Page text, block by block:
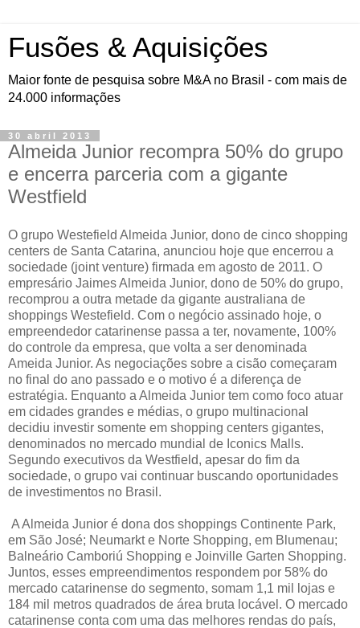
Fusões & Aquisições
Maior fonte de pesquisa sobre M&A no Brasil - com mais de
24.000 informações
30 abril 2013
Almeida Junior recompra 50% do grupo
e encerra parceria com a gigante
Westfield
O grupo Westefield Almeida Junior, dono de cinco shopping
centers de Santa Catarina, anunciou hoje que encerrou a
sociedade (joint venture) firmada em agosto de 2011. O
empresário Jaimes Almeida Junior, dono de 50% do grupo,
recomprou a outra metade da gigante australiana de
shoppings Westefield. Com o negócio assinado hoje, o
empreendedor catarinense passa a ter, novamente, 100%
do controle da empresa, que volta a ser denominada
Ameida Junior. As negociações sobre a cisão começaram
no final do ano passado e o motivo é a diferença de
estratégia. Enquanto a Almeida Junior tem como foco atuar
em cidades grandes e médias, o grupo multinacional
decidiu investir somente em shopping centers gigantes,
denominados no mercado mundial de Iconics Malls.
Segundo executivos da Westfield, apesar do fim da
sociedade, o grupo vai continuar buscando oportunidades
de investimentos no Brasil.
A Almeida Junior é dona dos shoppings Continente Park,
em São José; Neumarkt e Norte Shopping, em Blumenau;
Balneário Camboriú Shopping e Joinville Garten Shopping.
Juntos, esses empreendimentos respondem por 58% do
mercado catarinense do segmento, somam 1,1 mil lojas e
184 mil metros quadrados de área bruta locável. O mercado
catarinense conta com uma das melhores rendas do país,